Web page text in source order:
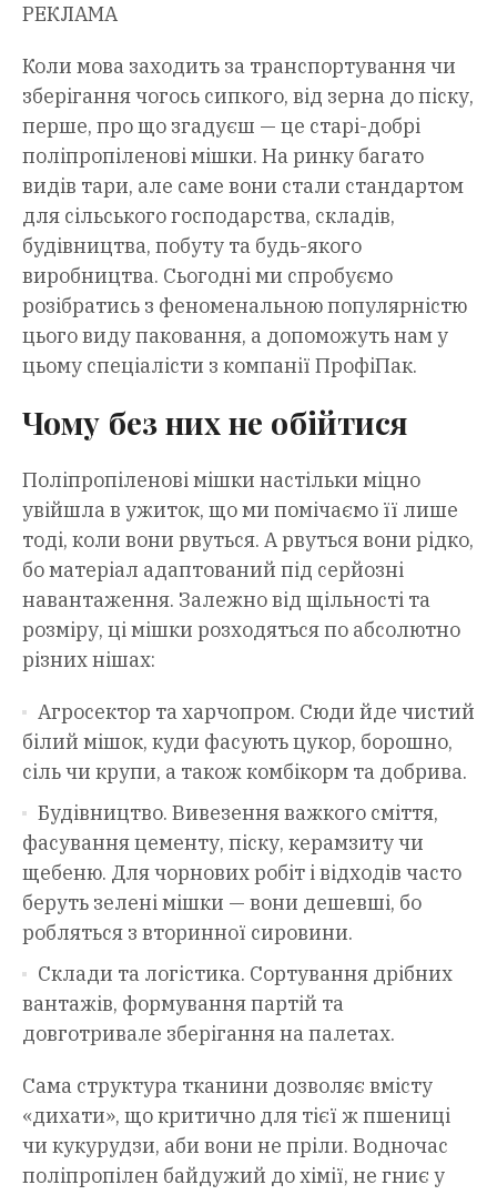
РЕКЛАМА
Коли мова заходить за транспортування чи
зберігання чогось сипкого, від зерна до піску,
перше, про що згадуєш — це старі-добрі
поліпропіленові мішки. На ринку багато
видів тари, але саме вони стали стандартом
для сільського господарства, складів,
будівництва, побуту та будь-якого
виробництва. Сьогодні ми спробуємо
розібратись з феноменальною популярністю
цього виду паковання, а допоможуть нам у
цьому спеціалісти з компанії ПрофіПак.
Чому без них не обійтися
Поліпропіленові мішки настільки міцно
увійшла в ужиток, що ми помічаємо її лише
тоді, коли вони рвуться. А рвуться вони рідко,
бо матеріал адаптований під серйозні
навантаження. Залежно від щільності та
розміру, ці мішки розходяться по абсолютно
різних нішах:
Агросектор та харчопром. Сюди йде чистий
білий мішок, куди фасують цукор, борошно,
сіль чи крупи, а також комбікорм та добрива.
Будівництво. Вивезення важкого сміття,
фасування цементу, піску, керамзиту чи
щебеню. Для чорнових робіт і відходів часто
беруть зелені мішки — вони дешевші, бо
робляться з вторинної сировини.
Склади та логістика. Сортування дрібних
вантажів, формування партій та
довготривале зберігання на палетах.
Сама структура тканини дозволяє вмісту
«дихати», що критично для тієї ж пшениці
чи кукурудзи, аби вони не пріли. Водночас
поліпропілен байдужий до хімії, не гниє у